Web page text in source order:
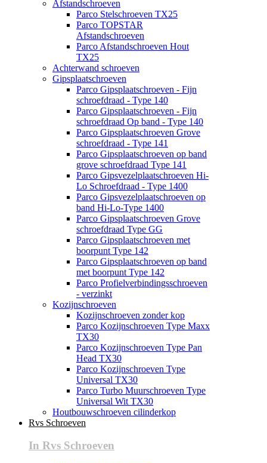
Afstandschroeven
Parco Stelschroeven TX25
Parco TOPSTAR
Afstandschroeven
Parco Afstandschroeven Hout
TX25
Achterwand schroeven
Gipsplaatschroeven
Parco Gipsplaatschroeven - Fijn
schroefdraad - Type 140
Parco Gipsplaatschroeven - Fijn
schroefdraad Op band - Type 140
Parco Gipsplaatschroeven Grove
schroefdraad - Type 141
Parco Gipsplaatschroeven op band
grove schroefdraad Type 141
Parco Gipsvezelplaatschroeven Hi-
Lo Schroefdraad - Type 1400
Parco Gipsvezelplaatschroeven op
band Hi-Lo-Type 1400
Parco Gipsplaatschroeven Grove
schroefdraad Type GG
Parco Gipsplaatschroeven met
boorpunt Type 142
Parco Gipsplaatschroeven op band
met boorpunt Type 142
Parco Profielverbindingsschroeven
- verzinkt
Kozijnschroeven
Kozijnschroeven zonder kop
Parco Kozijnschroeven Type Maxx
TX30
Parco Kozijnschroeven Type Pan
Head TX30
Parco Kozijnschroeven Type
Universal TX30
Parco Turbo Muurschroeven Type
Universal Wit TX30
Houtbouwschroeven cilinderkop
Rvs Schroeven
In Rvs Schroeven